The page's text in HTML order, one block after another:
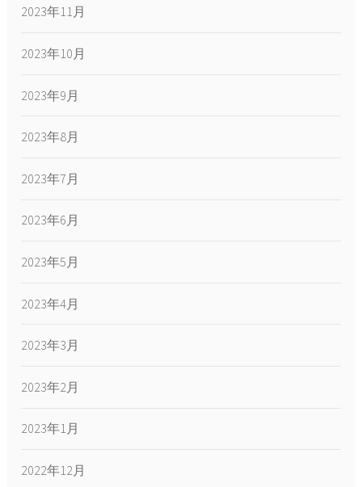
2023年11月
2023年10月
2023年9月
2023年8月
2023年7月
2023年6月
2023年5月
2023年4月
2023年3月
2023年2月
2023年1月
2022年12月